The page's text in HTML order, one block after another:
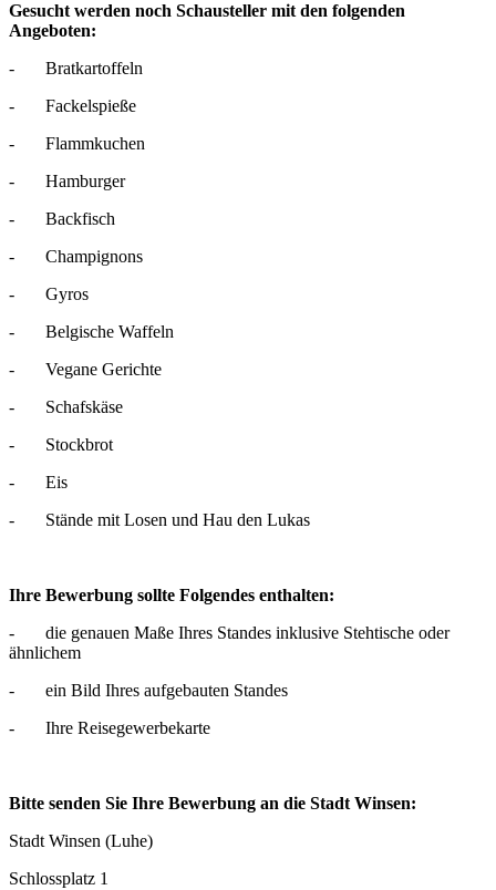
Gesucht werden noch Schausteller mit den folgenden
Angeboten:
- Bratkartoffeln
- Fackelspieße
- Flammkuchen
- Hamburger
- Backfisch
- Champignons
- Gyros
- Belgische Waffeln
- Vegane Gerichte
- Schafskäse
- Stockbrot
- Eis
- Stände mit Losen und Hau den Lukas
Ihre Bewerbung sollte Folgendes enthalten:
- die genauen Maße Ihres Standes inklusive Stehtische oder
ähnlichem
- ein Bild Ihres aufgebauten Standes
- Ihre Reisegewerbekarte
Bitte senden Sie Ihre Bewerbung an die Stadt Winsen:
Stadt Winsen (Luhe)
Schlossplatz 1